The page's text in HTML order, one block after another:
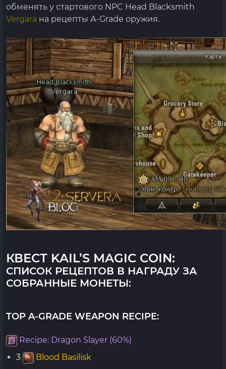
обменять у стартового NPC Head Blacksmith
Vergara на рецепты А-Grade оружия.
КВЕСТ KAIL’S MAGIC COIN:
СПИСОК РЕЦЕПТОВ В НАГРАДУ ЗА
СОБРАННЫЕ МОНЕТЫ:
TOP A-GRADE WEAPON RECIPE:
Recipe: Dragon Slayer (60%)
3
Blood Basilisk